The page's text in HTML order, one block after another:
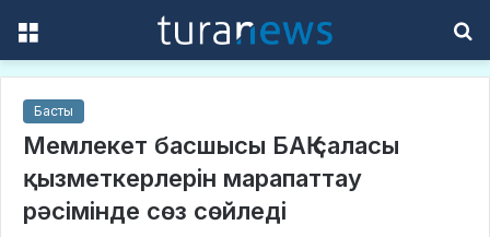
Басты
Мемлекет басшысы БАҚ саласы
қызметкерлерін марапаттау
рәсімінде сөз сөйледі